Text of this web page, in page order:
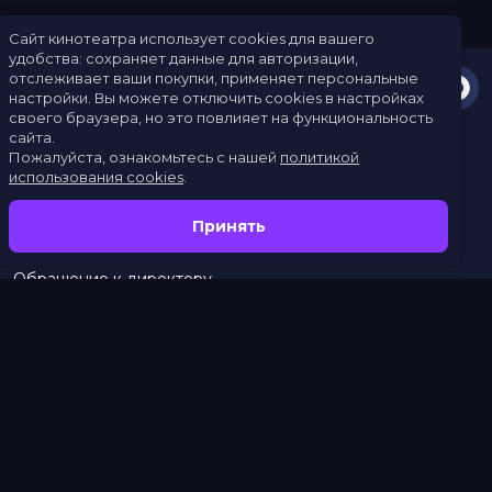
Расписание
Заведения
Обращение к директору
Сайт кинотеатра использует cookies для вашего
удобства: сохраняет данные для авторизации,
отслеживает ваши покупки, применяет персональные
настройки.Вы можете отключить cookies в настройках
своего браузера, но это повлияет на функциональность
сайта.
Пожалуйста, ознакомьтесь с нашейполитикой
использования cookies
Принять